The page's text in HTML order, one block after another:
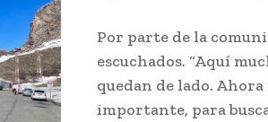
Por parte de la
escuchados. “Aquí
quedan de lado.
importante, para